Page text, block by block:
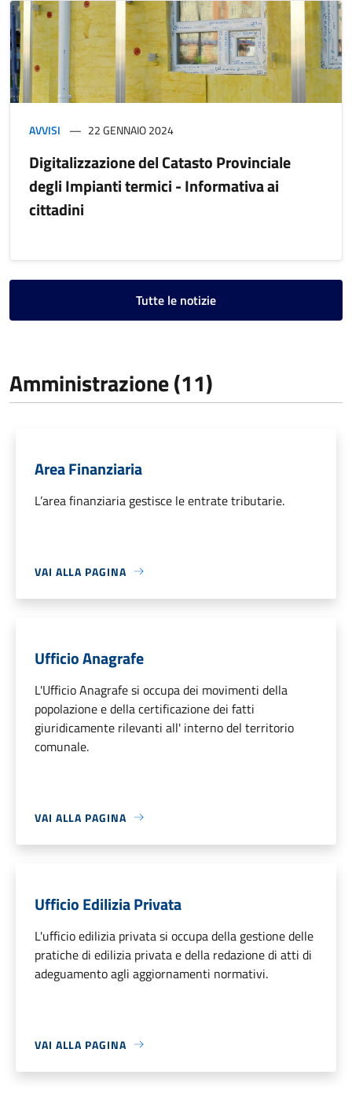
AVVISI 22 GENNAIO 2024
Digitalizzazione del Catasto Provinciale
degli Impianti termici - Informativa ai
cittadini
Tutte le notizie
Amministrazione (11)
Area Finanziaria
L’area finanziaria gestisce le entrate tributarie.
VAI ALLA PAGINA
Ufficio Anagrafe
L'Ufficio Anagrafe si occupa dei movimenti della
popolazione e della certificazione dei fatti
giuridicamente rilevanti all' interno del territorio
comunale.
VAI ALLA PAGINA
Ufficio Edilizia Privata
L'ufficio edilizia privata si occupa della gestione delle
pratiche di edilizia privata e della redazione di atti di
adeguamento agli aggiornamenti normativi.
VAI ALLA PAGINA